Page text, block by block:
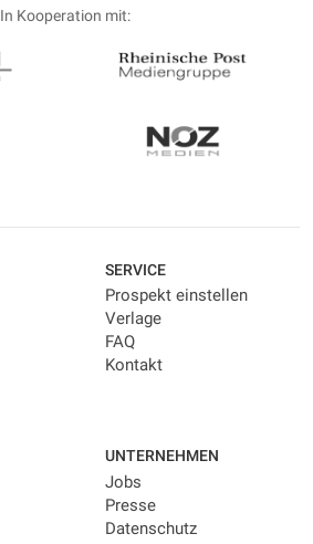
In Kooperation mit:
SERVICE
Prospekt einstellen
Verlage
FAQ
Kontakt
UNTERNEHMEN
Jobs
Presse
Datenschutz